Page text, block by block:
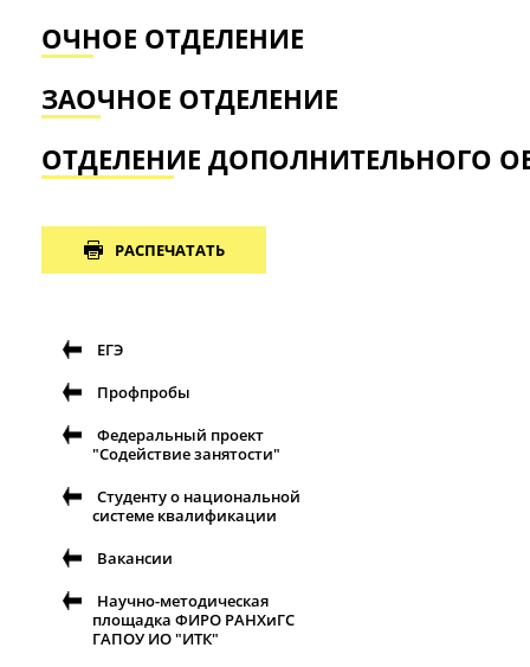
ОЧНОЕ ОТДЕЛЕНИЕ
ЗАОЧНОЕ ОТДЕЛЕНИЕ
ОТДЕЛЕНИЕ ДОПОЛНИТЕЛЬНОГО
РАСПЕЧАТАТЬ
ЕГЭ
Профпробы
Федеральный проект
"Содействие занятости"
Студенту о национальной
системе квалификации
Вакансии
Научно-методическая
площадка ФИРО РАНХиГС
ГАПОУ ИО "ИТК"